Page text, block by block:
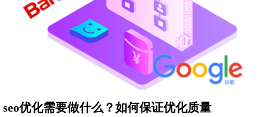
seo优化需要做什么？如何保证优化质量